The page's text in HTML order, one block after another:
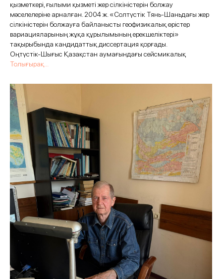
қызметкері, ғылыми қызметі жер сілкіністерін болжау
мәселелеріне арналған. 2004 ж. «Солтүстік Тянь-Шаньдағы жер
сілкіністерін болжауға байланысты геофизикалық өрістер
вариацияларының жұқа құрылымының ерекшеліктері»
тақырыбында кандидаттық диссертация қорғады.
Оңтүстік-Шығыс Қазақстан аумағындағы сейсмикалық
Толығырақ...